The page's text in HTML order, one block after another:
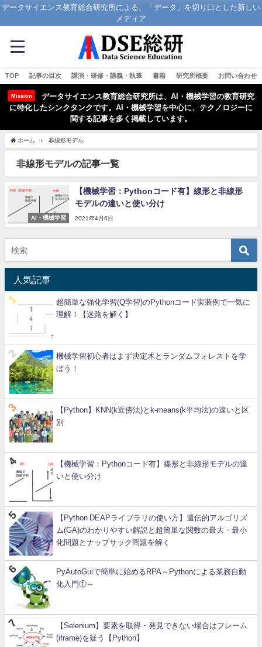
データサイエンス教育総合研究所による、「データ」を切り口とした新しい
メディア
TOP 記事の目次 講演・研修・講義・執筆 書籍 研究所概要 お問い合わせ
Mission
データサイエンス教育総合研究所は、AI・機械学習の教育研究
に特化したシンクタンクです。AI・機械学習を中心に、テクノロジーに
関する記事を多く掲載しています。
ホーム 非線形モデル
非線形モデルの記事一覧
AI・機械学習
【機械学習：Pythonコード有】線形と非線形
モデルの違いと使い分け
2021年4月6日
人気記事
超簡単な強化学習(Q学習)のPythonコード実装例で一気に
理解！【迷路を解く】
機械学習初心者はまず決定木とランダムフォレストを学
ぼう！
【Python】KNN(k近傍法)とk-means(k平均法)の違いと区
別
【機械学習：Pythonコード有】線形と非線形モデルの違
いと使い分け
【Python DEAPライブラリの使い方】遺伝的アルゴリズ
ム(GA)のわかりやすい解説と超簡単な関数の最大・最小
化問題とナップサック問題を解く
PyAutoGuiで簡単に始めるRPA～Pythonによる業務自動
化入門①～
【Selenium】要素を取得・発見できない場合はフレーム
(iframe)を疑う【Python】